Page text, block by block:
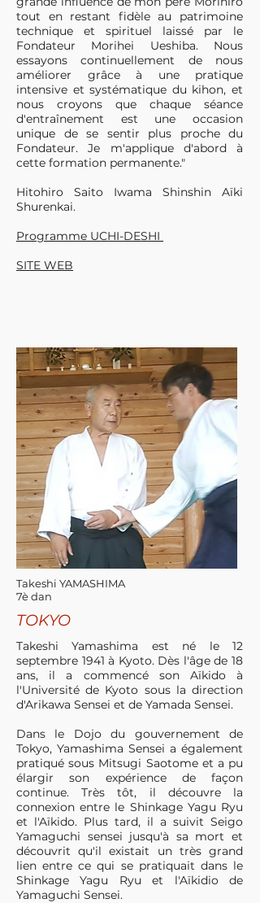
tout en restant fidèle au patrimoine
technique et spirituel laissé par le
Fondateur Morihei Ueshiba. Nous
essayons continuellement de nous
améliorer grâce à une pratique
intensive et systématique du kihon, et
nous croyons que chaque séance
d'entraînement est une occasion
unique de se sentir plus proche du
Fondateur. Je m'applique d'abord à
cette formation permanente."
Hitohiro Saito Iwama Shinshin Aïki
Shurenkai.
Programme UCHI-DESHI
SITE WEB
Takeshi YAMASHIMA
7è dan
TOKYO
Takeshi Yamashima est né le 12
septembre 1941 à Kyoto. Dès l'âge de 18
ans, il a commencé son Aïkido à
l'Université de Kyoto sous la direction
d'Arikawa Sensei et de Yamada Sensei.
Dans le Dojo du gouvernement de
Tokyo, Yamashima Sensei a également
pratiqué sous Mitsugi Saotome et a pu
élargir son expérience de façon
continue. Très tôt, il découvre la
connexion entre le Shinkage Yagu Ryu
et l'Aïkido. Plus tard, il a suivit Seigo
Yamaguchi sensei jusqu'à sa mort et
découvrit qu'il existait un très grand
lien entre ce qui se pratiquait dans le
Shinkage Yagu Ryu et l'Aïkidio de
Yamaguchi Sensei.